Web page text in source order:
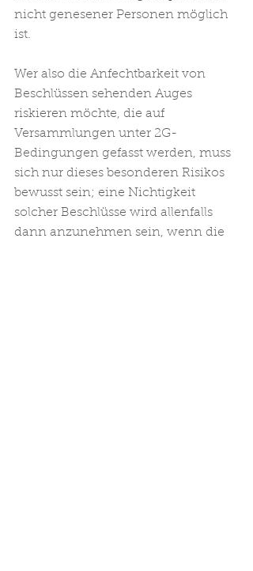
nicht genesener Personen möglich
ist.
Wer also die Anfechtbarkeit von
Beschlüssen sehenden Auges
riskieren möchte, die auf
Versammlungen unter 2G-
Bedingungen gefasst werden, muss
sich nur dieses besonderen Risikos
bewusst sein; eine Nichtigkeit
solcher Beschlüsse wird allenfalls
dann anzunehmen sein, wenn die